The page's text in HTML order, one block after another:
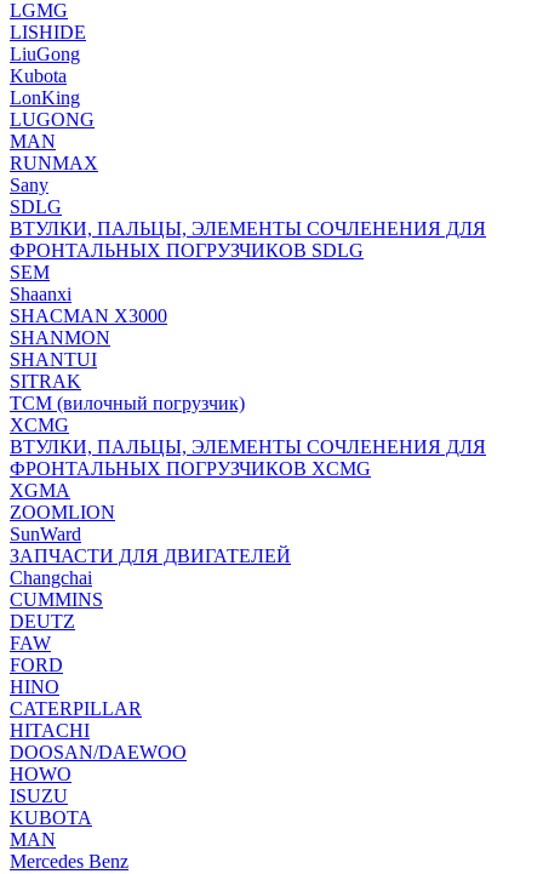
LGMG
LISHIDE
LiuGong
Kubota
LonKing
LUGONG
MAN
RUNMAX
Sany
SDLG
ВТУЛКИ, ПАЛЬЦЫ, ЭЛЕМЕНТЫ СОЧЛЕНЕНИЯ ДЛЯ
ФРОНТАЛЬНЫХ ПОГРУЗЧИКОВ SDLG
SEM
Shaanxi
SHACMAN X3000
SHANMON
SHANTUI
SITRAK
TCM (вилочный погрузчик)
XCMG
ВТУЛКИ, ПАЛЬЦЫ, ЭЛЕМЕНТЫ СОЧЛЕНЕНИЯ ДЛЯ
ФРОНТАЛЬНЫХ ПОГРУЗЧИКОВ XCMG
XGMA
ZOOMLION
SunWard
ЗАПЧАСТИ ДЛЯ ДВИГАТЕЛЕЙ
Changchai
CUMMINS
DEUTZ
FAW
FORD
HINO
CATERPILLAR
HITACHI
DOOSAN/DAEWOO
HOWO
ISUZU
KUBOTA
MAN
Mercedes Benz